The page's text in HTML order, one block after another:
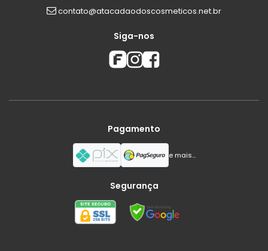
contato@atacadaodoscosmeticos.net.br
Siga-nos
Pagamento
e mais...
Segurança